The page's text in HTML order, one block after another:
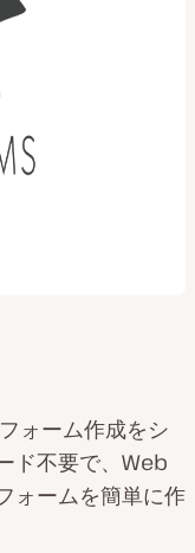
ォーム作成をシ
ド不要で、Web
ォームを簡単に作